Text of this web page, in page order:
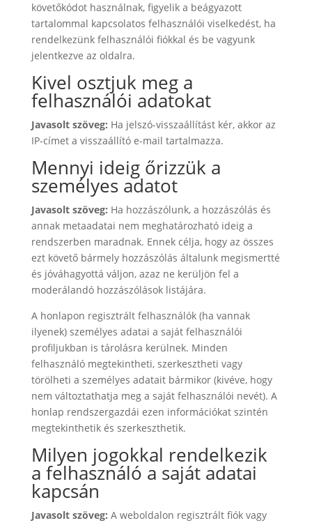
követőkódot használnak, figyelik a beágyazott
tartalommal kapcsolatos felhasználói viselkedést, ha
rendelkezünk felhasználói fiókkal és be vagyunk
jelentkezve az oldalra.
Kivel osztjuk meg a
felhasználói adatokat
Javasolt szöveg: Ha jelszó-visszaállítást kér, akkor az
IP-címet a visszaállító e-mail tartalmazza.
Mennyi ideig őrizzük a
személyes adatot
Javasolt szöveg: Ha hozzászólunk, a hozzászólás és
annak metaadatai nem meghatározható ideig a
rendszerben maradnak. Ennek célja, hogy az összes
ezt követő bármely hozzászólás általunk megismertté
és jóváhagyottá váljon, azaz ne kerüljön fel a
moderálandó hozzászólások listájára.
A honlapon regisztrált felhasználók (ha vannak
ilyenek) személyes adatai a saját felhasználói
profiljukban is tárolásra kerülnek. Minden
felhasználó megtekintheti, szerkesztheti vagy
törölheti a személyes adatait bármikor (kivéve, hogy
nem változtathatja meg a saját felhasználói nevét). A
honlap rendszergazdái ezen információkat szintén
megtekinthetik és szerkeszthetik.
Milyen jogokkal rendelkezik
a felhasználó a saját adatai
kapcsán
Javasolt szöveg: A weboldalon regisztrált fiók vagy